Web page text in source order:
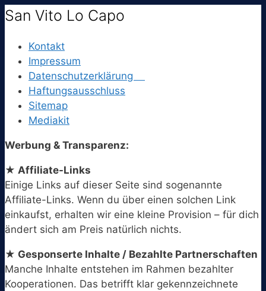
San Vito Lo Capo
Kontakt
Impressum
Datenschutzerklärung
Haftungsausschluss
Sitemap
Mediakit
Werbung & Transparenz:
★ Affiliate-Links
Einige Links auf dieser Seite sind sogenannte
Affiliate-Links. Wenn du über einen solchen Link
einkaufst, erhalten wir eine kleine Provision – für dich
ändert sich am Preis natürlich nichts.
★ Gesponserte Inhalte / Bezahlte Partnerschaften
Manche Inhalte entstehen im Rahmen bezahlter
Kooperationen. Das betrifft klar gekennzeichnete